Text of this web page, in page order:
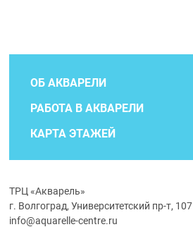
ОБ АКВАРЕЛИ
РАБОТА В АКВАРЕЛИ
КАРТА ЭТАЖЕЙ
ТРЦ «Акварель»
г. Волгоград, Университетский пр-т, 107
info@aquarelle-centre.ru